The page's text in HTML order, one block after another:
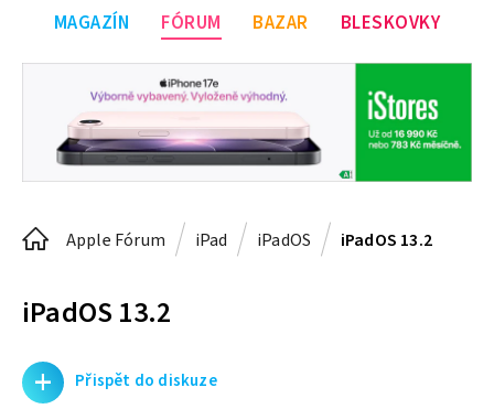
MAGAZÍN FÓRUM BAZAR BLESKOVKY
Apple Fórum iPad iPadOS iPadOS 13.2
iPadOS 13.2
+ Přispět do diskuze